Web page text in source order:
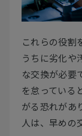
これらの役割
うちに劣化や
な交換が必要
を怠っている
がる恐れがあ
人は、早めの